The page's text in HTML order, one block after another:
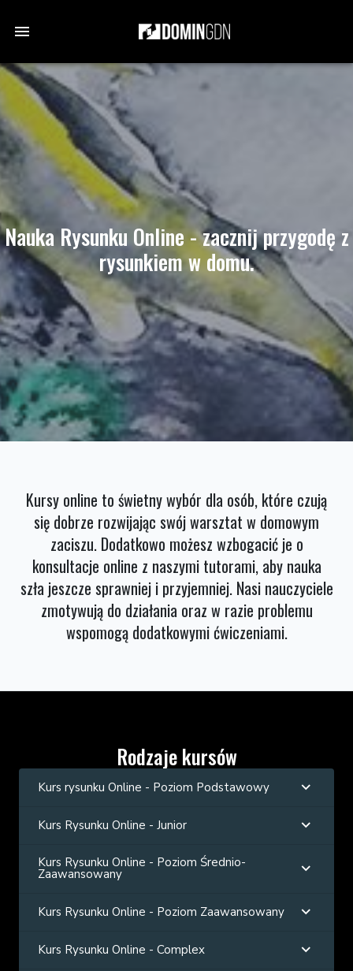
Nauka Rysunku Online - zacznij przygodę z
rysunkiem w domu.
Kursy online to świetny wybór dla osób, które czują
się dobrze rozwijając swój warsztat w domowym
zaciszu. Dodatkowo możesz wzbogacić je o
konsultacje online z naszymi tutorami, aby nauka
szła jeszcze sprawniej i przyjemniej. Nasi nauczyciele
zmotywują do działania oraz w razie problemu
wspomogą dodatkowymi ćwiczeniami.
Rodzaje kursów
Kurs rysunku Online - Poziom Podstawowy
Kurs Rysunku Online - Junior
Kurs Rysunku Online - Poziom Średnio-
Zaawansowany
Kurs Rysunku Online - Poziom Zaawansowany
Kurs Rysunku Online - Complex